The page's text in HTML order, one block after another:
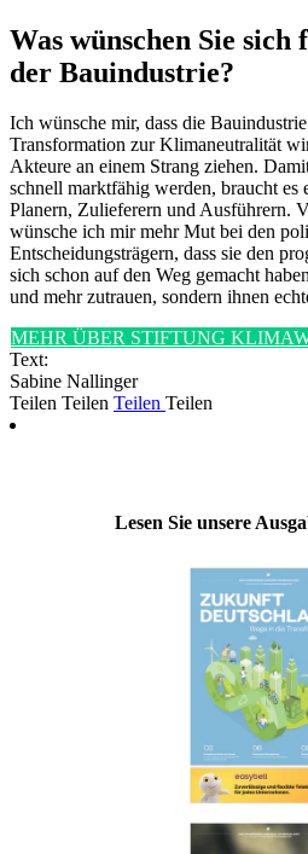
Was wünschen Sie
der Bauindustrie?
Ich wünsche mir, dass die
Transformation zur Klimaneutralität
Akteure an einem Strang ziehen.
schnell marktfähig werden, braucht es
Planern, Zulieferern und Ausführern.
wünsche ich mir mehr Mut bei den
Entscheidungsträgern, dass sie den
sich schon auf den Weg gemacht
und mehr zutrauen, sondern ihnen
MEHR ÜBER STIFTUNG
Text:
Sabine Nallinger
Teilen Teilen Teilen Teilen
Lesen Sie unsere